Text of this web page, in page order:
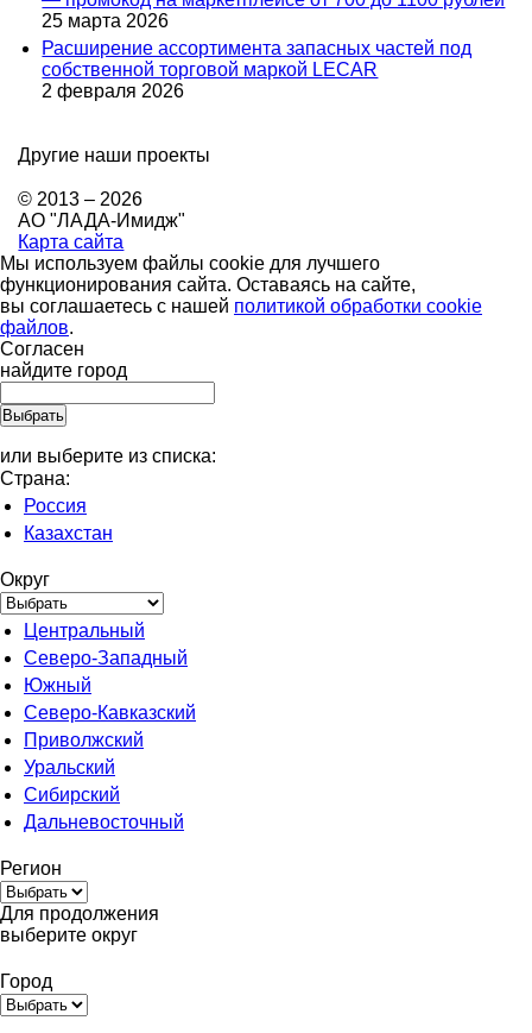
25 марта 2026
Расширение ассортимента запасных частей под
собственной торговой маркой LECAR
2 февраля 2026
Другие наши проекты
© 2013 – 2026
АО "ЛАДА-Имидж"
Карта сайта
Мы используем файлы cookie для лучшего
функционирования сайта. Оставаясь на сайте,
вы соглашаетесь с нашей политикой обработки cookie
файлов.
Согласен
найдите город
или выберите из списка:
Страна:
Россия
Казахстан
Округ
Центральный
Северо-Западный
Южный
Северо-Кавказский
Приволжский
Уральский
Сибирский
Дальневосточный
Регион
Для продолжения
выберите округ
Город